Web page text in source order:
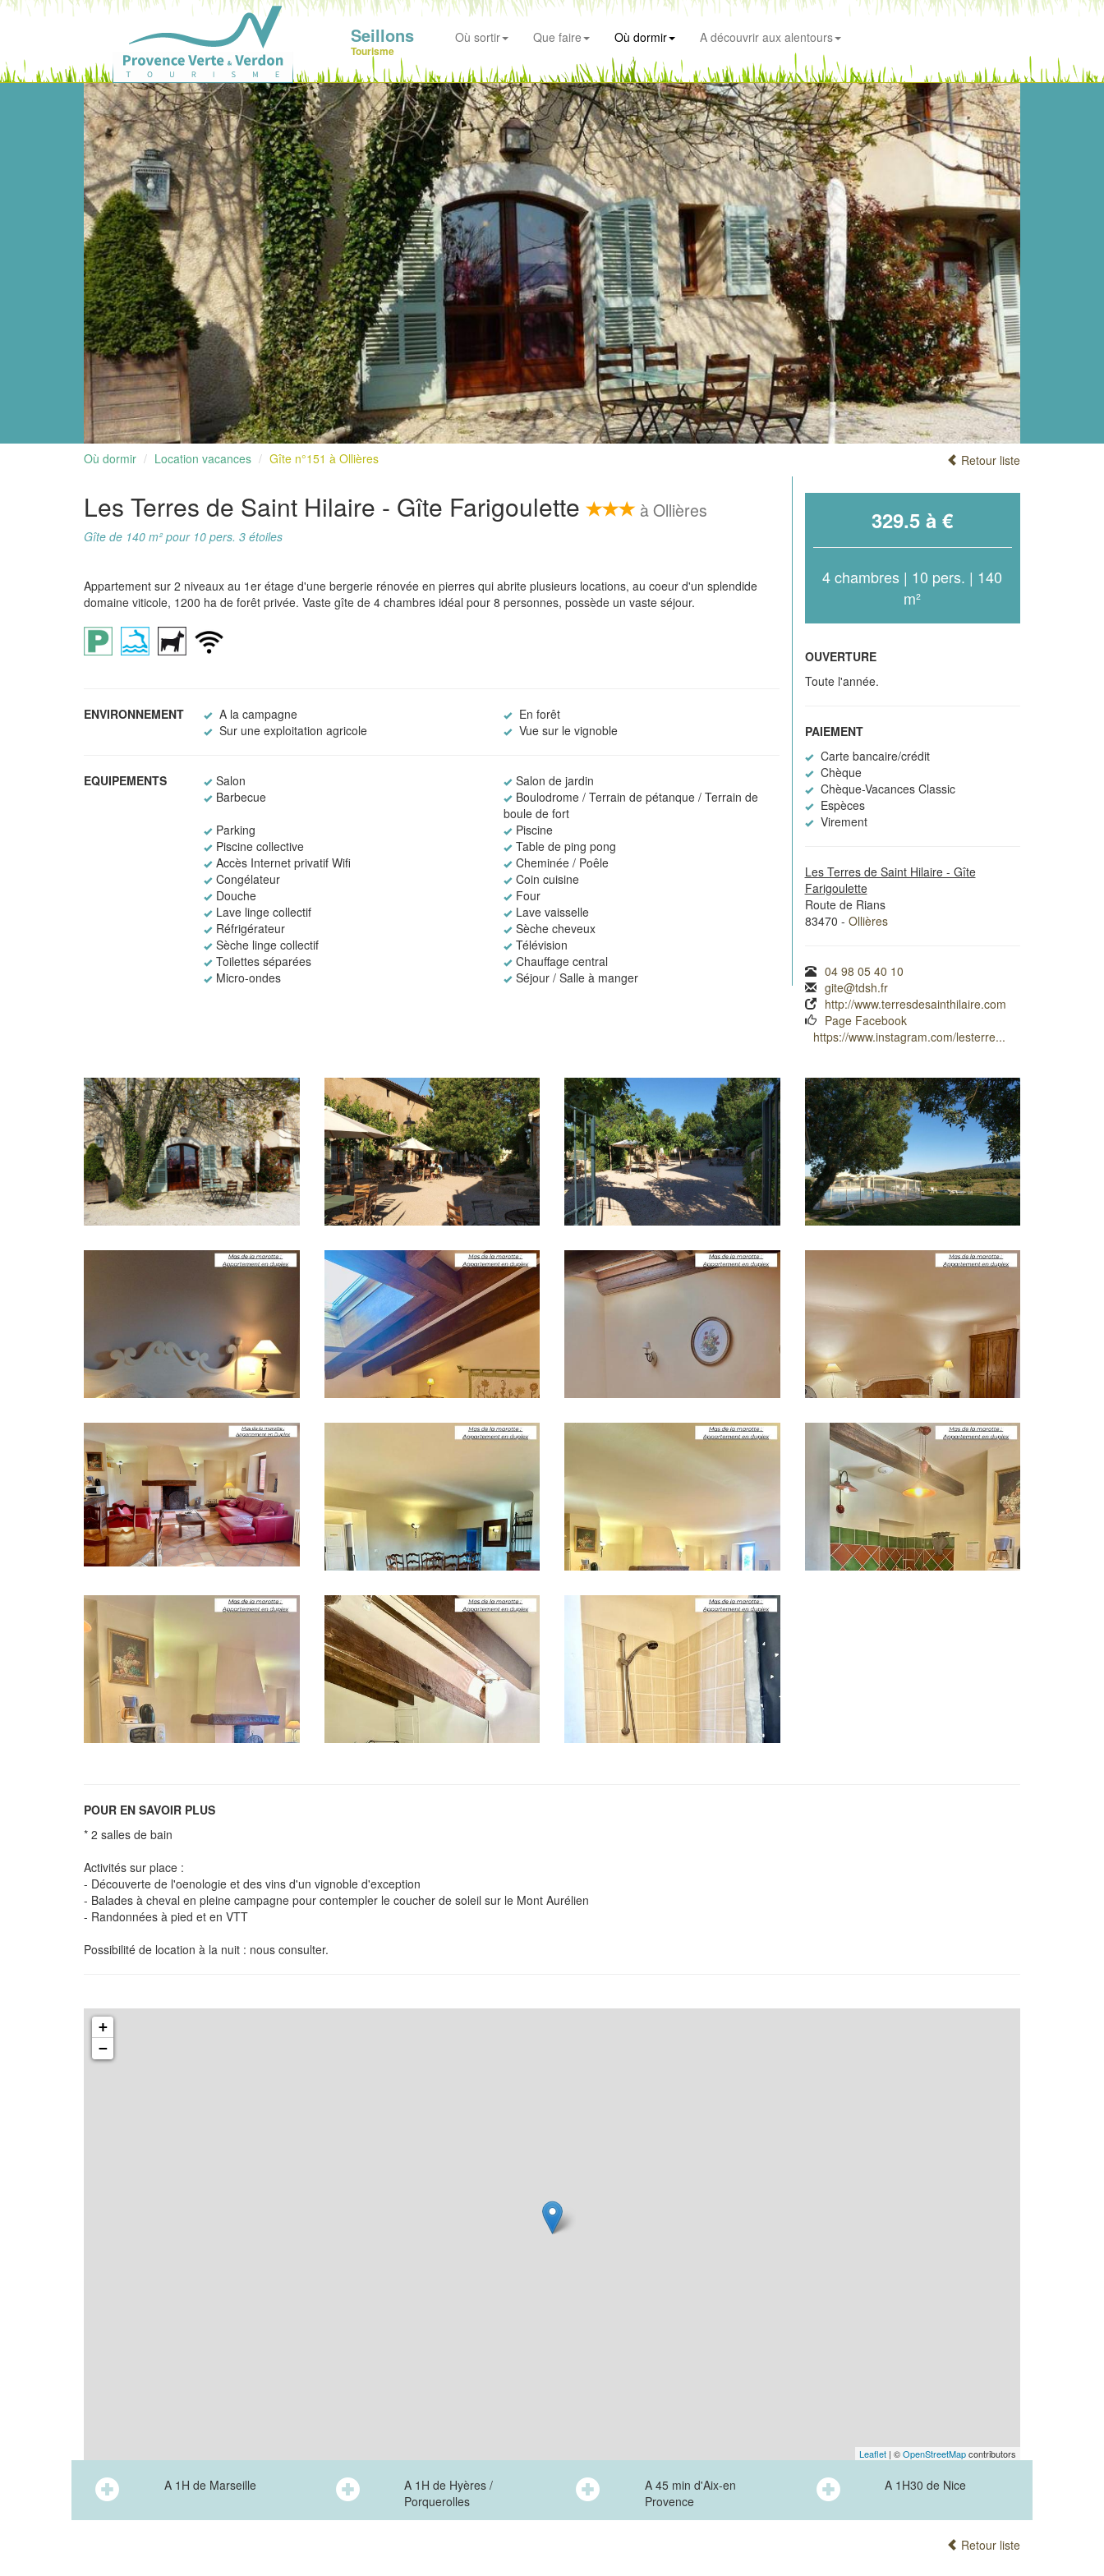
Seillons
Tourisme
Où sortir Que faire Où dormir A découvrir aux alentours
Où dormir Location vacances Gîte n°151 à Ollières Retour liste
Les Terres de Saint Hilaire - Gîte Farigoulette à Ollières
Gîte de 140 m² pour 10 pers. 3 étoiles
Appartement sur 2 niveaux au 1er étage d'une bergerie rénovée en pierres qui abrite plusieurs locations, au coeur d'un splendide
domaine viticole, 1200 ha de forêt privée. Vaste gîte de 4 chambres idéal pour 8 personnes, possède un vaste séjour.
ENVIRONNEMENT A la campagne
En forêt
Sur une exploitation agricole
Vue sur le vignoble
EQUIPEMENTS Salon
Salon de jardin
Barbecue
Boulodrome / Terrain de pétanque / Terrain de
boule de fort
Parking
Piscine
Piscine collective
Table de ping pong
Accès Internet privatif Wifi
Cheminée / Poêle
Congélateur
Coin cuisine
Douche
Four
Lave linge collectif
Lave vaisselle
Réfrigérateur
Sèche cheveux
Sèche linge collectif
Télévision
Toilettes séparées
Chauffage central
Micro-ondes
Séjour / Salle à manger
329.5 à €
4 chambres | 10 pers. | 140
m²
OUVERTURE
Toute l'année.
PAIEMENT
Carte bancaire/crédit
Chèque
Chèque-Vacances Classic
Espèces
Virement
Les Terres de Saint Hilaire - Gîte
Farigoulette
Route de Rians
83470 - Ollières
04 98 05 40 10
gite@tdsh.fr
http://www.terresdesainthilaire.com
Page Facebook
https://www.instagram.com/lesterre...
POUR EN SAVOIR PLUS
* 2 salles de bain
Activités sur place :
- Découverte de l'oenologie et des vins d'un vignoble d'exception
- Balades à cheval en pleine campagne pour contempler le coucher de soleil sur le Mont Aurélien
- Randonnées à pied et en VTT
Possibilité de location à la nuit : nous consulter.
+
−
Leaflet | ©OpenStreetMapcontributors
A 1H de Marseille
A 1H de Hyères /
Porquerolles
A 45 min d'Aix-en
Provence
A 1H30 de Nice
Retour liste